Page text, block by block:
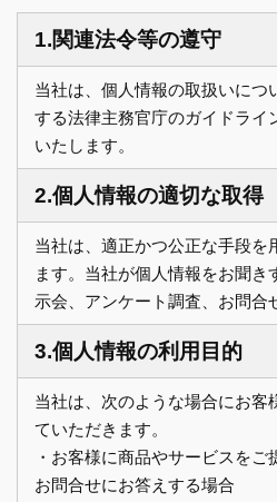
1.関連法令等の遵守
当社は、個人情報の取扱いにつ
する法律主務官庁のガイドライ
いたします。
2.個人情報の適切な取得
当社は、適正かつ公正な手段を
ます。当社が個人情報をお聞き
示会、アンケート調査、お問合
3.個人情報の利用目的
当社は、次のような場合にお客
ていただきます。
・お客様に商品やサービスを
お問合せにお答えする場合